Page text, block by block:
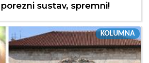
sustav, spremni!
KOLUMNA